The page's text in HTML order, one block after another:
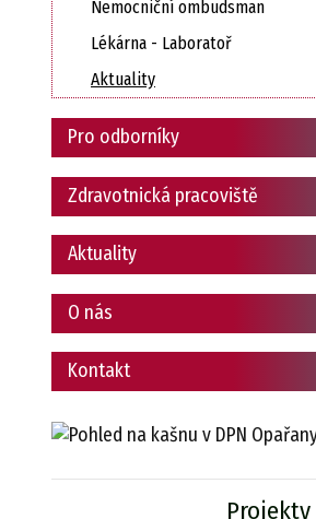
Nemocniční ombudsman
Lékárna - Laboratoř
Aktuality
Pro odborníky
Zdravotnická pracoviště
Aktuality
O nás
Kontakt
Projekty